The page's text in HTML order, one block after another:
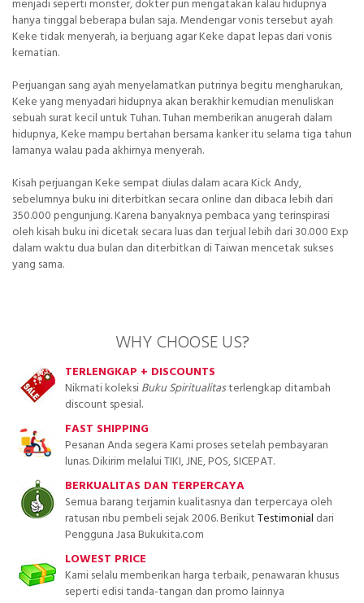
menjadi seperti monster, dokter pun mengatakan kalau hidupnya
hanya tinggal beberapa bulan saja. Mendengar vonis tersebut ayah
Keke tidak menyerah, ia berjuang agar Keke dapat lepas dari vonis
kematian.
Perjuangan sang ayah menyelamatkan putrinya begitu mengharukan,
Keke yang menyadari hidupnya akan berakhir kemudian menuliskan
sebuah surat kecil untuk Tuhan. Tuhan memberikan anugerah dalam
hidupnya, Keke mampu bertahan bersama kanker itu selama tiga tahun
lamanya walau pada akhirnya menyerah.
Kisah perjuangan Keke sempat diulas dalam acara Kick Andy,
sebelumnya buku ini diterbitkan secara online dan dibaca lebih dari
350.000 pengunjung. Karena banyaknya pembaca yang terinspirasi
oleh kisah buku ini dicetak secara luas dan terjual lebih dari 30.000 Exp
dalam waktu dua bulan dan diterbitkan di Taiwan mencetak sukses
yang sama.
WHY CHOOSE US?
TERLENGKAP + DISCOUNTS
Nikmati koleksiBuku Spiritualitasterlengkap ditambah
discount spesial.
FAST SHIPPING
Pesanan Anda segera Kami proses setelah pembayaran
lunas. Dikirim melalui TIKI, JNE, POS, SICEPAT.
BERKUALITAS DAN TERPERCAYA
Semua barang terjamin kualitasnya dan terpercaya oleh
ratusan ribu pembeli sejak 2006. BerikutTestimonial dari
Pengguna Jasa Bukukita.com
LOWEST PRICE
Kami selalu memberikan harga terbaik, penawaran khusus
seperti edisi tanda-tangan dan promo lainnya